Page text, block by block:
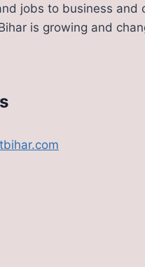
jobs to business and
is growing and